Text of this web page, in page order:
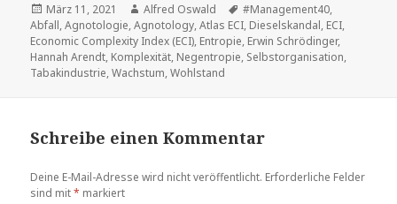
Veröffentlicht
am
März 11, 2021 Autor
Alfred Oswald Tags
#Management40,
Abfall,Agnotologie,Agnotology,Atlas ECI, Dieselskandal, ECI,
Economic Complexity Index (ECI), Entropie, Erwin Schrödinger,
Hannah Arendt, Komplexität, Negentropie, Selbstorganisation,
Tabakindustrie,Wachstum,Wohlstand
Schreibe einen Kommentar
Deine E-Mail-Adresse wird nicht veröffentlicht. Erforderliche Felder
sind mit* markiert